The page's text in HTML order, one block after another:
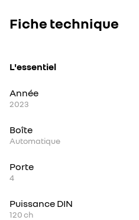
Fiche technique
L'essentiel
Année
2023
Boîte
Automatique
Porte
4
Puissance DIN
120ch